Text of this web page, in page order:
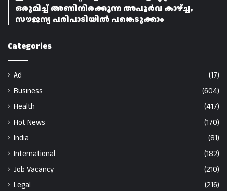
ഒരുമിച്ച് അണിനിരക്കുന്ന അപൂർവ കാഴ്ച്ച,
സൗജന്യ പരിപാടിയിൽ പങ്കെടുക്കാം
Categories
Ad
(17)
Business
(604)
Health
(417)
Hot News
(170)
India
(81)
International
(182)
Job Vacancy
(210)
Legal
(216)